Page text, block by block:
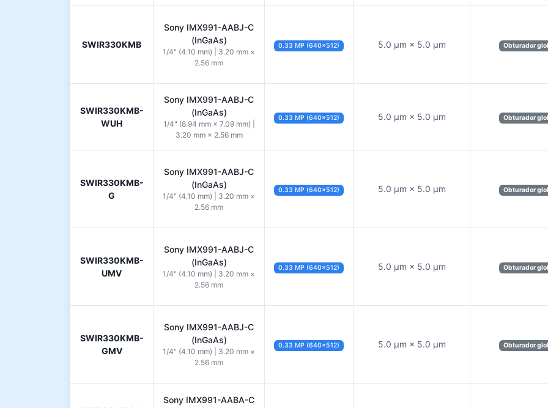
SWIR330KMB
Sony IMX991-AABJ-C
(InGaAs)
1/4" (4.10 mm) | 3.20 mm ×
2.56 mm
0.33 MP (640×512) 5.0 µm × 5.0 µm Obturador
SWIR330KMB-
WUH
Sony IMX991-AABJ-C
(InGaAs)
1/4" (8.94 mm × 7.09 mm) |
3.20 mm × 2.56 mm
0.33 MP (640×512) 5.0 µm × 5.0 µm Obturador
SWIR330KMB-
G
Sony IMX991-AABJ-C
(InGaAs)
1/4" (4.10 mm) | 3.20 mm ×
2.56 mm
0.33 MP (640×512) 5.0 µm × 5.0 µm Obturador
SWIR330KMB-
UMV
Sony IMX991-AABJ-C
(InGaAs)
1/4" (4.10 mm) | 3.20 mm ×
2.56 mm
0.33 MP (640×512) 5.0 µm × 5.0 µm Obturador
SWIR330KMB-
GMV
Sony IMX991-AABJ-C
(InGaAs)
1/4" (4.10 mm) | 3.20 mm ×
2.56 mm
0.33 MP (640×512) 5.0 µm × 5.0 µm Obturador
Sony IMX991-AABA-C